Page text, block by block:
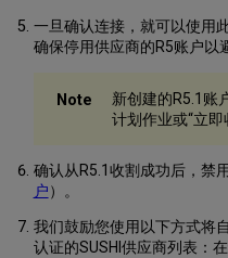
一旦确认连接，就可以使用
确保停用供应商的R5账户以
新创建的R5.1账
计划作业或“立即
确认从R5.1收割成功后，禁
户）。
我们鼓励您使用以下方式将
认证的SUSHI供应商列表：